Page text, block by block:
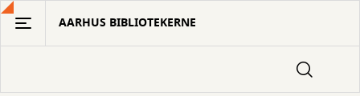
Gå
hovedindhold
AARHUS BIBLIOTEKERNE